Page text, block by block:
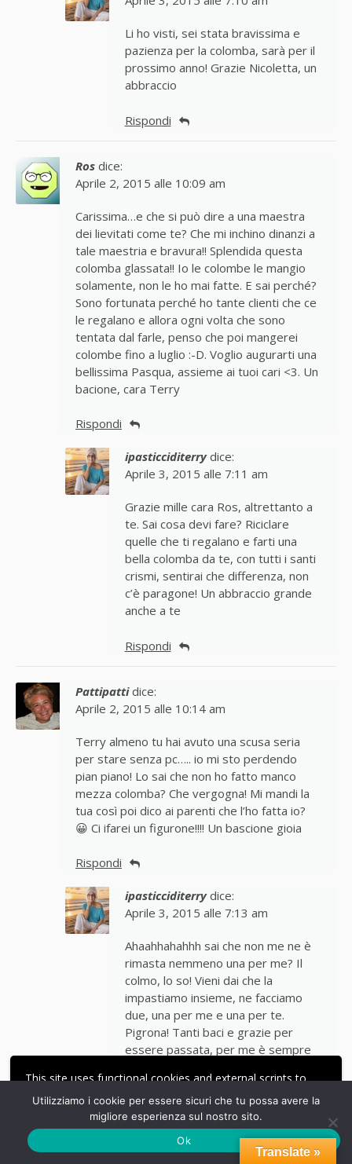
This site uses functional cookies and external scripts to
improve your experience.
LE MIE IMPOSTAZIONI
ACCETTA
Li ho visti, sei stata bravissima e
pazienza per la colomba, sarà per il
prossimo anno! Grazie Nicoletta, un
abbraccio
Rispondi
Ros dice:
Aprile 2, 2015 alle 10:09 am
Carissima…e che si può dire a una maestra
dei lievitati come te? Che mi inchino dinanzi a
tale maestria e bravura!! Splendida questa
colomba glassata!! Io le colombe le mangio
solamente, non le ho mai fatte. E sai perché?
Sono fortunata perché ho tante clienti che ce
le regalano e allora ogni volta che sono
tentata dal farle, penso che poi mangerei
colombe fino a luglio :-D. Voglio augurarti una
bellissima Pasqua, assieme ai tuoi cari <3. Un
bacione, cara Terry
Rispondi
ipasticciditerry dice:
Aprile 3, 2015 alle 7:11 am
Grazie mille cara Ros, altrettanto a
te. Sai cosa devi fare? Riciclare
quelle che ti regalano e farti una
bella colomba da te, con tutti i santi
crismi, sentirai che differenza, non
c’è paragone! Un abbraccio grande
anche a te
Rispondi
Pattipatti dice:
Aprile 2, 2015 alle 10:14 am
Terry almeno tu hai avuto una scusa seria
per stare senza pc….. io mi sto perdendo
pian piano! Lo sai che non ho fatto manco
mezza colomba? Che vergogna! Mi mandi la
tua così poi dico ai parenti che l’ho fatta io?
😀 Ci ifarei un figurone!!!! Un bascione gioia
Rispondi
ipasticciditerry dice:
Aprile 3, 2015 alle 7:13 am
Ahaahhahahhh sai che non me ne è
rimasta nemmeno una per me? Il
colmo, lo so! Vieni dai che la
impastiamo insieme, ne facciamo
due, una per me e una per te.
Pigrona! Tanti baci e grazie per
essere passata, per me è sempre
Rispondi
Translate »
Utilizziamo i cookie per essere sicuri che tu possa avere la
migliore esperienza sul nostro sito.
Ok